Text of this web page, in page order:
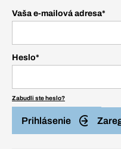
Vaša e-mailová adresa*
Heslo*
Zabudli ste heslo?
Prihlásenie